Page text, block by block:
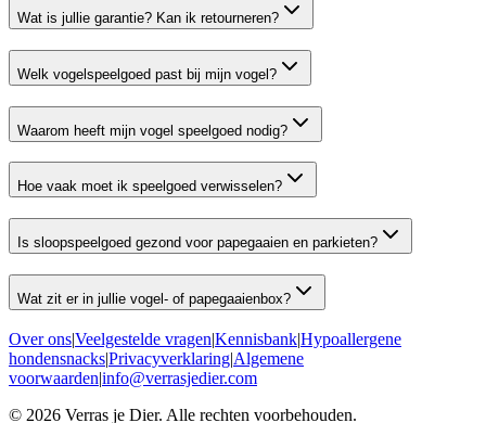
Wat is jullie garantie? Kan ik retourneren?
Welk vogelspeelgoed past bij mijn vogel?
Waarom heeft mijn vogel speelgoed nodig?
Hoe vaak moet ik speelgoed verwisselen?
Is sloopspeelgoed gezond voor papegaaien en parkieten?
Wat zit er in jullie vogel- of papegaaienbox?
Over ons|Veelgestelde vragen|Kennisbank|Hypoallergene
hondensnacks|Privacyverklaring|Algemene
voorwaarden|info@verrasjedier.com
© 2026 Verras je Dier. Alle rechten voorbehouden.